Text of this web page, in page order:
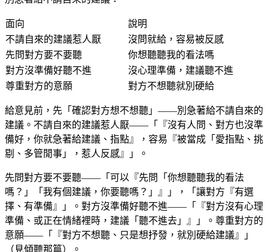
面向
說明
不請自來的建議惹人厭
沒問就給，容易被反感
先問對方要不要聽
你想聽聽我的看法嗎
對方沒準備好聽不進
沒心理準備，建議聽不進
尊重對方的意願
對方不想聽就別硬給
給意見前，先「確認對方想不想聽」——別急著給不請自來的
建議。不請自來的建議惹人厭——「『沒有人問、對方也沒準
備好，你就急著給建議、指點』，容易『被當成「愛指點、挑
剔、多管閒事」，惹人反感』」。
先問對方要不要聽——「可以『先問「你想聽聽我的看法
嗎？」「我有個建議，你要聽嗎？」』」，「讓對方『有選
擇、有準備』」。對方沒準備好聽不進——「『對方沒有心理
準備、或正在情緒裡時，建議「聽不進去」』」。尊重對方的
意願——「『對方不想聽、只是想抒發，就別硬給建議』」
（見傾聽那篇）。